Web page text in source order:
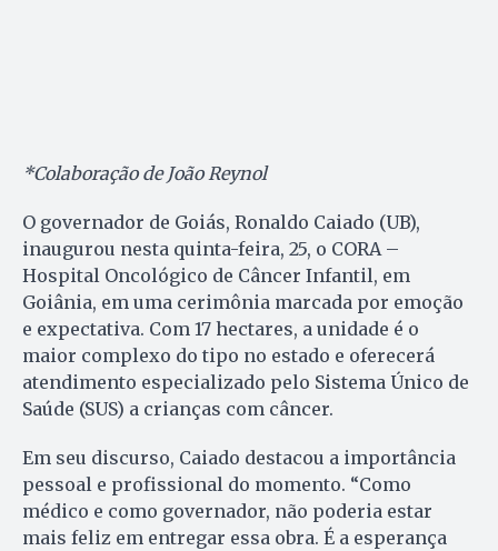
*Colaboração de João Reynol
O governador de Goiás, Ronaldo Caiado (UB),
inaugurou nesta quinta-feira, 25, o CORA –
Hospital Oncológico de Câncer Infantil, em
Goiânia, em uma cerimônia marcada por emoção
e expectativa. Com 17 hectares, a unidade é o
maior complexo do tipo no estado e oferecerá
atendimento especializado pelo Sistema Único de
Saúde (SUS) a crianças com câncer.
Em seu discurso, Caiado destacou a importância
pessoal e profissional do momento. “Como
médico e como governador, não poderia estar
mais feliz em entregar essa obra. É a esperança